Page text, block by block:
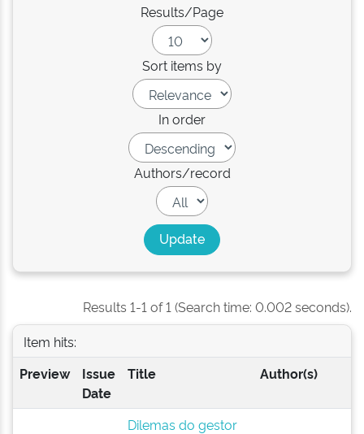
Results/Page
Sort items by
In order
Authors/record
Results 1-1 of 1 (Search time: 0.002 seconds).
Item hits:
Preview
Issue
Date
Title Author(s)
Dilemas do gestor